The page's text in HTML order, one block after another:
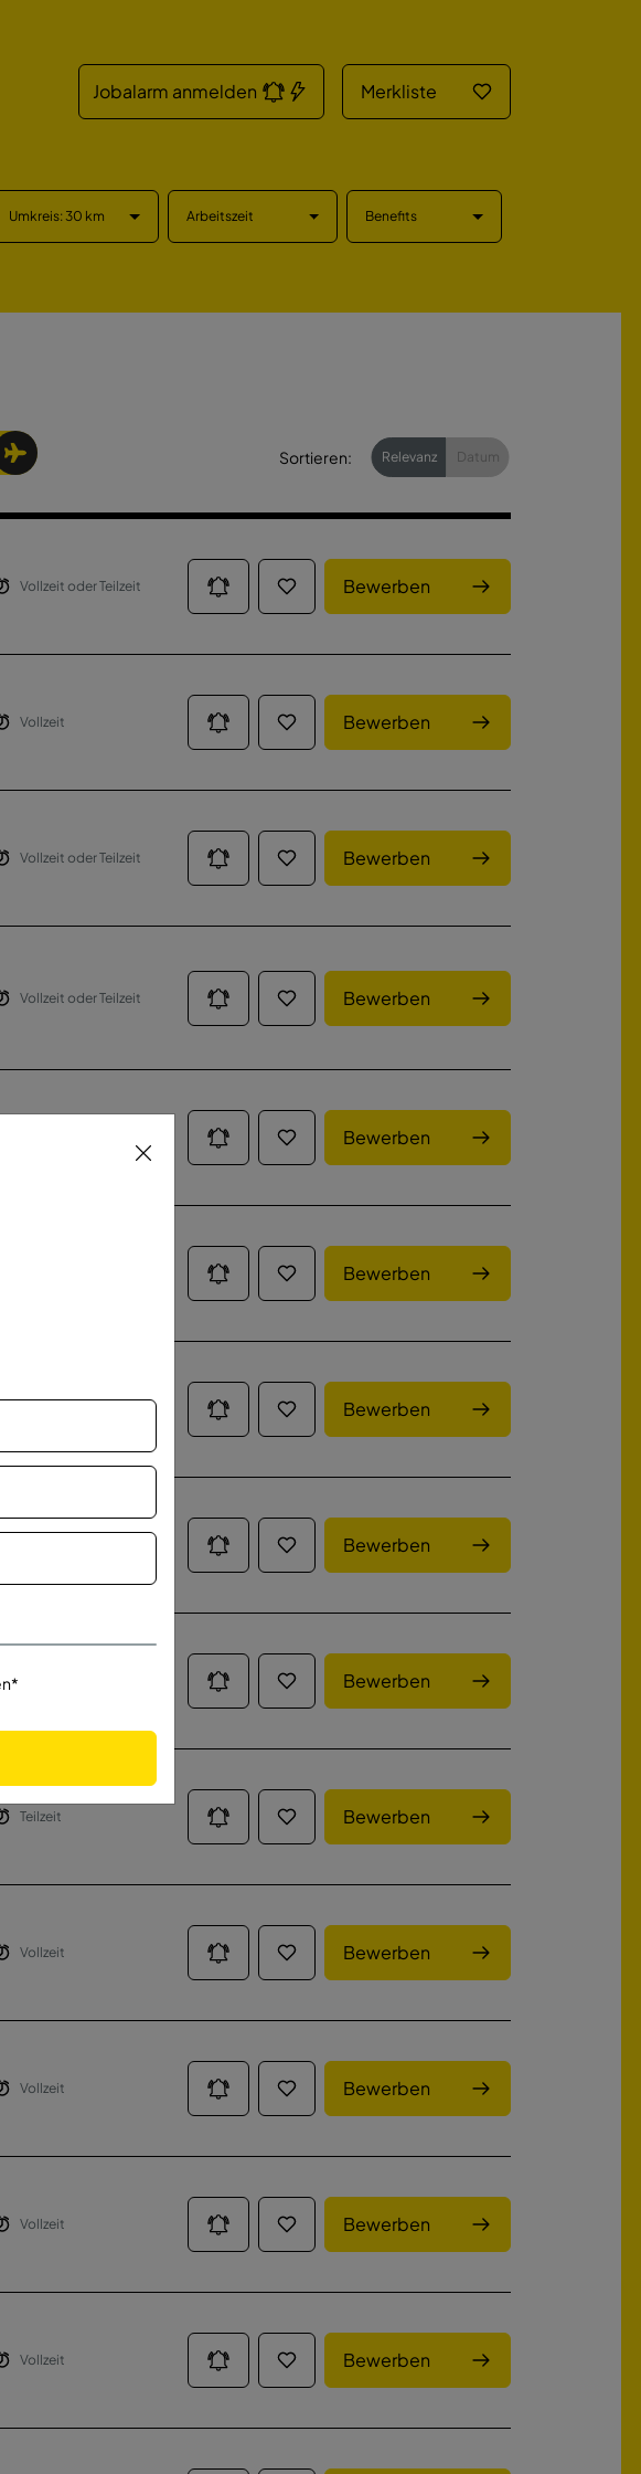
Jobalarm anmelden Merkliste
Umkreis: 30 km Arbeitszeit Benefits
Sortieren: Relevanz Datum
Vollzeit oder Teilzeit Bewerben
Vollzeit Bewerben
Vollzeit oder Teilzeit Bewerben
Vollzeit oder Teilzeit Bewerben
Bewerben
Bewerben
Bewerben
Bewerben
Bewerben
Teilzeit Bewerben
Vollzeit Bewerben
Vollzeit Bewerben
Vollzeit Bewerben
Vollzeit Bewerben